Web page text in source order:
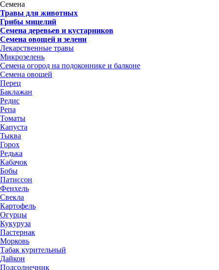
Семена
Травы для животных
Грибы мицелий
Семена деревьев и кустарников
Семена овощей и зелени
Лекарственные травы
Микрозелень
Семена огород на подоконнике и балконе
Семена овощей
Перец
Баклажан
Редис
Репа
Томаты
Капуста
Тыква
Горох
Редька
Кабачок
Бобы
Патиссон
Фенхель
Свекла
Картофель
Огурцы
Кукуруза
Пастернак
Морковь
Табак курительный
Дайкон
Подсолнечник